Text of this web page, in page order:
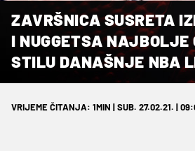
ZAVRŠNICA SUSRETA
I NUGGETSA NAJBOLJE
STILU DANAŠNJE NBA
VRIJEME ČITANJA: 1MIN | SUB. 27.02.21. |